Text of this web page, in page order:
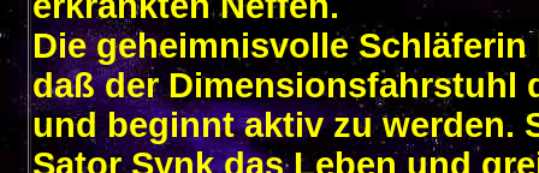
Die geheimnisvolle
daß der Dimensionsfahrstuhl
und beginnt aktiv zu werden.
Sator Synk das Leben und